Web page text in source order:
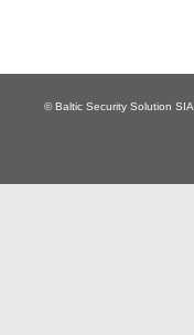
© Baltic Security Solution SIA